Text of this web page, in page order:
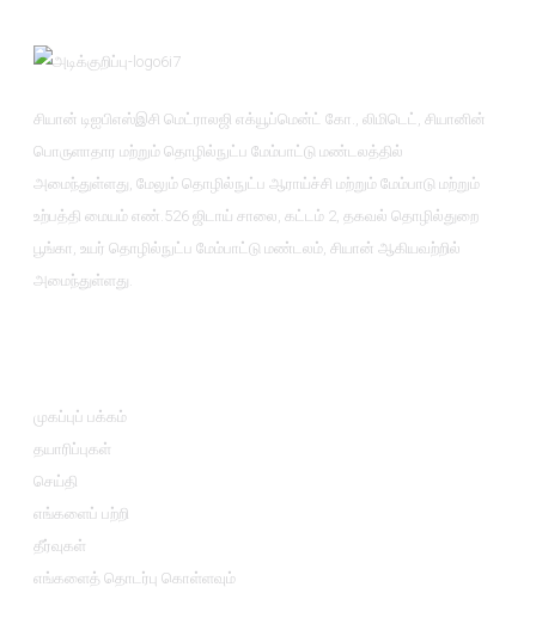
சியான் டிஐபிஎஸ்இசி மெட்ராலஜி எக்யூப்மென்ட் கோ., லிமிடெட், சியானின்
பொருளாதார மற்றும் தொழில்நுட்ப மேம்பாட்டு மண்டலத்தில்
அமைந்துள்ளது, மேலும் தொழில்நுட்ப ஆராய்ச்சி மற்றும் மேம்பாடு மற்றும்
உற்பத்தி மையம் எண்.526 ஜிடாய் சாலை, கட்டம் 2, தகவல் தொழில்துறை
பூங்கா, உயர் தொழில்நுட்ப மேம்பாட்டு மண்டலம், சியான் ஆகியவற்றில்
அமைந்துள்ளது.
முகப்புப் பக்கம்
தயாரிப்புகள்
செய்தி
எங்களைப் பற்றி
தீர்வுகள்
எங்களைத் தொடர்பு கொள்ளவும்